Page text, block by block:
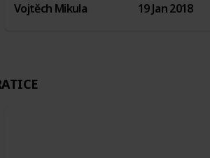
Vojtěch Mikula 19 Jan 2018